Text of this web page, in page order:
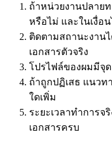
ถ้าหน่วยงานปลาย
หรือไม่ และในเงื่อ
ติดตามสถานะงาน
เอกสารตัวจริง
โปรไฟล์ของผมมีจุ
ถ้าถูกปฏิเสธ แนวท
ใดเพิ่ม
ระยะเวลาทำการ
เอกสารครบ